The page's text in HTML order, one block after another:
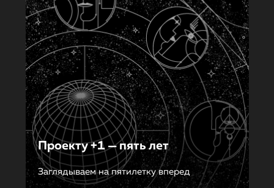
Проекту +1 — пять лет
Заглядываем на пятилетку вперед